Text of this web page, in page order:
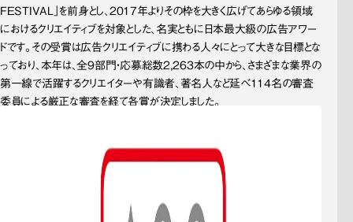
FESTIVAL」を前身とし、2017年よりその枠を大きく広げてあらゆる領域
におけるクリエイティブを対象とした、名実ともに日本最大級の広告アワー
ドです。その受賞は広告クリエイティブに携わる人々にとって大きな目標とな
っており、本年は、全9部門・応募総数2,263本の中から、さまざまな業界の
第一線で活躍するクリエイターや有識者、著名人など延べ114名の審査
委員による厳正な審査を経て各賞が決定しました。